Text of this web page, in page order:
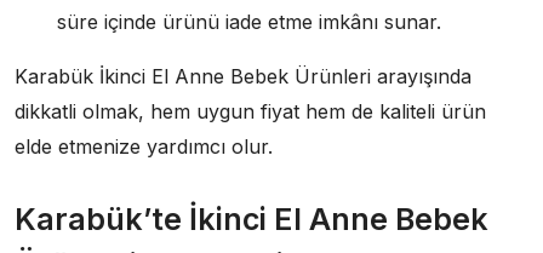
süre içinde ürünü iade etme imkânı sunar.
Karabük İkinci El Anne Bebek Ürünleri arayışında
dikkatli olmak, hem uygun fiyat hem de kaliteli ürün
elde etmenize yardımcı olur.
Karabük’te İkinci El Anne Bebek